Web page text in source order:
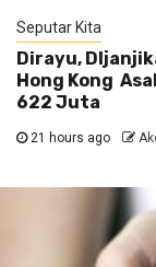
Seputar Kita
Dirayu,
Hong Kong
622 Juta
21 hours ago